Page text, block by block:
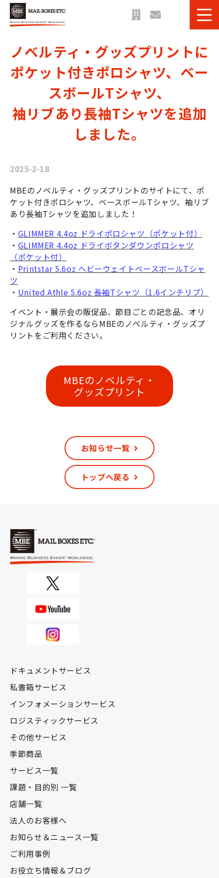
課題・目的別 一覧
法人のお客様へ
ご利用事例
お役立ち情報＆ブログ
ノベルティ・グッズプリントに
ポケット付きポロシャツ、ベー
スボールTシャツ、
袖リブあり長袖Tシャツを追加
しました。
2025-2-18
MBEのノベルティ・グッズプリントのサイトにて、ポ
ケット付きポロシャツ、ベースボールTシャツ、袖リブ
あり長袖Tシャツを追加しました！
・ GLIMMER 4.4oz ドライポロシャツ（ポケット付）
・ GLIMMER 4.4oz ドライボタンダウンポロシャツ
（ポケット付）
・ Printstar 5.6oz ヘビーウェイトベースボールTシャ
ツ
・ United Athle 5.6oz 長袖Tシャツ（1.6インチリブ）
イベント・展示会の販促品、節目ごとの記念品、オリ
ジナルグッズを作るならMBEのノベルティ・グッズプ
リントをご利用ください。
MBEのノベルティ・
グッズプリント
お知らせ一覧
トップへ戻る
ドキュメントサービス
私書箱サービス
インフォメーションサービス
ロジスティックサービス
その他サービス
季節商品
サービス一覧
課題・目的別 一覧
店舗一覧
法人のお客様へ
お知らせ＆ニュース一覧
ご利用事例
お役立ち情報＆ブログ